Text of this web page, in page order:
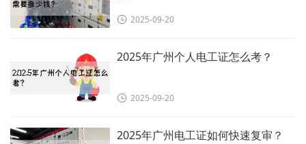
2025-09-20
2025年广州个人电工证怎么考？
2025-09-20
2025年广州电工证如何快速复审？